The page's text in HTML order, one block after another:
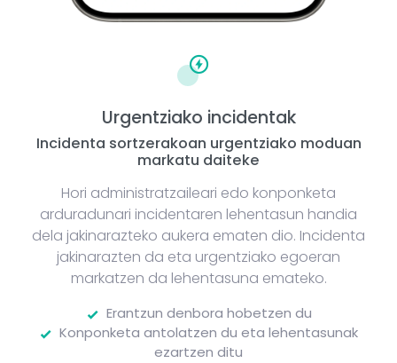
Urgentziako incidentak
Incidenta sortzerakoan urgentziako moduan
markatu daiteke
Hori administratzaileari edo konponketa
arduradunari incidentaren lehentasun handia
dela jakinarazteko aukera ematen dio. Incidenta
jakinarazten da eta urgentziako egoeran
markatzen da lehentasuna emateko.
Erantzun denbora hobetzen du
Konponketa antolatzen du eta lehentasunak
ezartzen ditu